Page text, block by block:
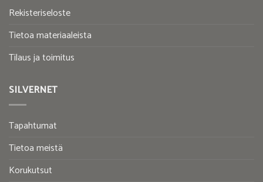
Rekisteriseloste
Tietoa materiaaleista
Tilaus ja toimitus
SILVERNET
Tapahtumat
Tietoa meistä
Korukutsut